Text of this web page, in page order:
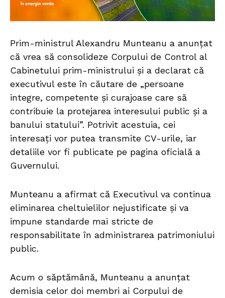
Prim-ministrul Alexandru Munteanu a anunțat
că vrea să consolideze Corpului de Control al
Cabinetului prim-ministrului și a declarat că
executivul este în căutare de „persoane
integre, competente și curajoase care să
contribuie la protejarea interesului public și a
banului statului”. Potrivit acestuia, cei
interesați vor putea transmite CV-urile, iar
detaliile vor fi publicate pe pagina oficială a
Guvernului.
Munteanu a afirmat că Executivul va continua
eliminarea cheltuielilor nejustificate și va
impune standarde mai stricte de
responsabilitate în administrarea patrimoniului
public.
Acum o săptămână, Munteanu a anunțat
demisia celor doi membri ai Corpului de